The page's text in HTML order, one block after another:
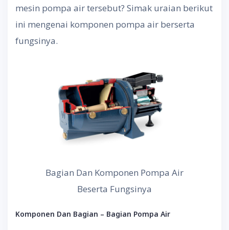
mesin pompa air tersebut? Simak uraian berikut
ini mengenai komponen pompa air berserta
fungsinya.
Bagian Dan Komponen Pompa Air
Beserta Fungsinya
Komponen Dan Bagian – Bagian Pompa Air